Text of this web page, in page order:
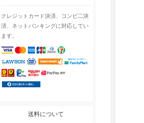
クレジットカード決済、コンビ二決
済、ネットバンキングに対応してい
ます。
送料について